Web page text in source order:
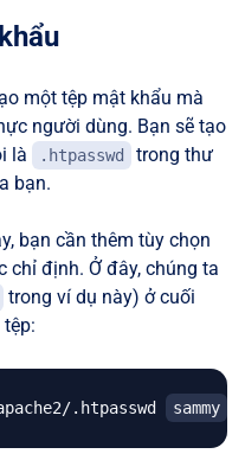
một tệp mật khẩu mà
người dùng. Bạn sẽ tạo
là
.htpasswd
trong thư
bạn.
bạn cần thêm tùy chọn
chỉ định. Ở đây, chúng ta
trong ví dụ này) ở cuối
.htpasswd sammy